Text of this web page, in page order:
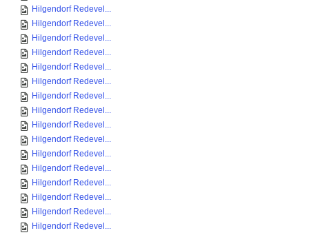
Hilgendorf Redevel...
Hilgendorf Redevel...
Hilgendorf Redevel...
Hilgendorf Redevel...
Hilgendorf Redevel...
Hilgendorf Redevel...
Hilgendorf Redevel...
Hilgendorf Redevel...
Hilgendorf Redevel...
Hilgendorf Redevel...
Hilgendorf Redevel...
Hilgendorf Redevel...
Hilgendorf Redevel...
Hilgendorf Redevel...
Hilgendorf Redevel...
Hilgendorf Redevel...